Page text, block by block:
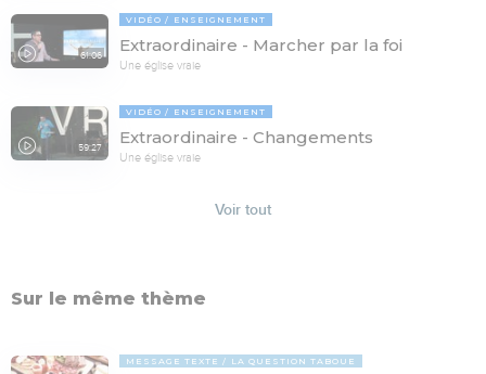
61:06
VIDÉO ENSEIGNEMENT
Extraordinaire - Marcher par la foi
Une église vraie
59:27
VIDÉO ENSEIGNEMENT
Extraordinaire - Changements
Une église vraie
Voir tout
Sur le même thème
MESSAGE TEXTE LA QUESTION TABOUE